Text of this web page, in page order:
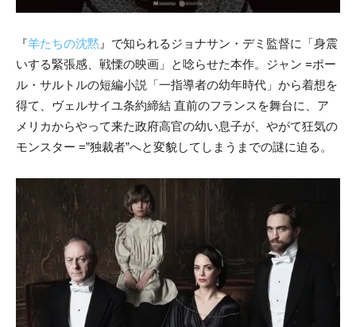
『羊たちの沈黙 』で知られるジョナサン・デミ監督に「身震
いする緊張感、戦慄の映画」と唸らせた本作。ジャン =ポー
ル・サルトルの短編小説「一指導者の幼年時代」から着想を
得て、ヴェルサイユ条約締結 直前のフランスを舞台に、ア
メリカからやって来た政府高官の幼い息子が、やがて狂気の
モンスター =”独裁者”へと変貌してしまうまでの謎に迫る。